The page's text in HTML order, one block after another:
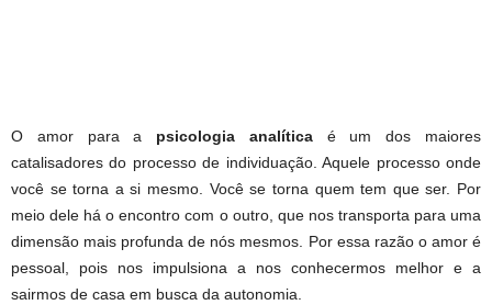
O amor para a psicologia analíticaé um dos maiores
catalisadores do processo de individuação. Aquele processo onde
você se torna a si mesmo. Você se torna quem tem que ser. Por
meio dele há o encontro com o outro, que nos transporta para uma
dimensão mais profunda de nós mesmos. Por essa razão o amor é
pessoal, pois nos impulsiona a nos conhecermos melhor e a
sairmos de casa em busca da autonomia.